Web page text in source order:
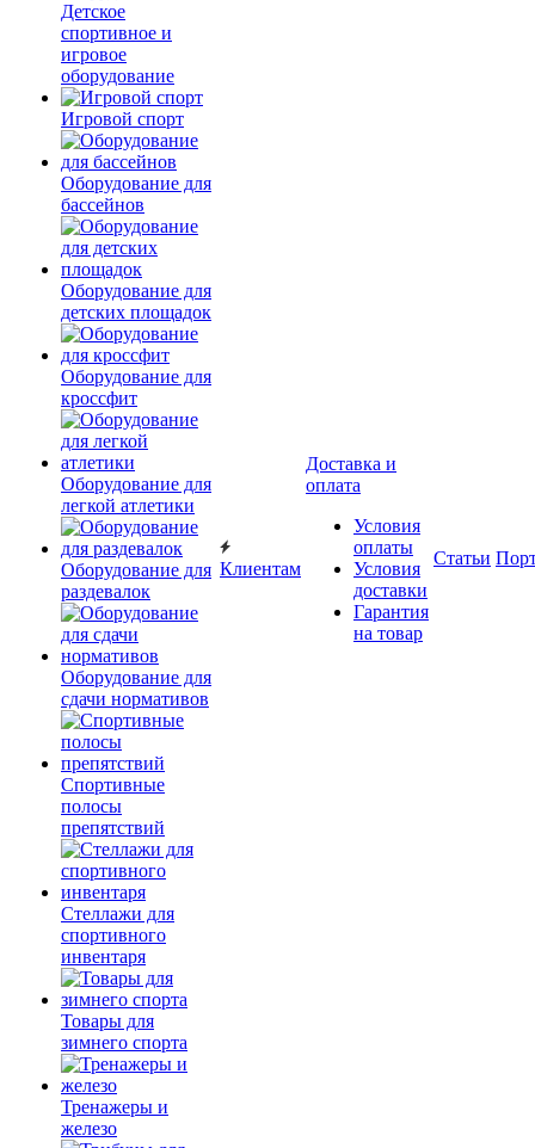
Детское
спортивное и
игровое
оборудование
Игровой спорт
Оборудование для
бассейнов
Оборудование для
детских площадок
Оборудование для
кроссфит
Оборудование для
легкой атлетики
Оборудование для
раздевалок
Оборудование для
сдачи нормативов
Спортивные
полосы
препятствий
Стеллажи для
спортивного
инвентаря
Товары для
зимнего спорта
Тренажеры и
железо
Клиентам
Доставка и
оплата
Условия
оплаты
Условия
доставки
Гарантия
на товар
Статьи